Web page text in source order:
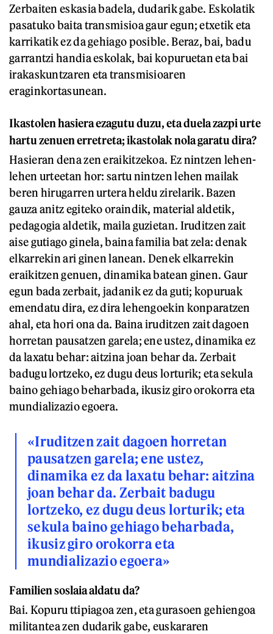
Zerbaiten eskasia badela, dudarik gabe. Eskolatik
pasatuko baita transmisioa gaur egun; etxetik eta
karrikatik ez da gehiago posible. Beraz, bai, badu
garrantzi handia eskolak, bai kopuruetan eta bai
irakaskuntzaren eta transmisioaren
eraginkortasunean.
Ikastolen hasiera ezagutu duzu, eta duela zazpi urte
hartu zenuen erretreta; ikastolak nola garatu dira?
Hasieran dena zen eraikitzekoa. Ez nintzen lehen-
lehen urteetan hor: sartu nintzen lehen mailak
beren hirugarren urtera heldu zirelarik. Bazen
gauza anitz egiteko oraindik, material aldetik,
pedagogia aldetik, maila guzietan. Iruditzen zait
aise gutiago ginela, baina familia bat zela: denak
elkarrekin ari ginen lanean. Denek elkarrekin
eraikitzen genuen, dinamika batean ginen. Gaur
egun bada zerbait, jadanik ez da guti; kopuruak
emendatu dira, ez dira lehengoekin konparatzen
ahal, eta hori ona da. Baina iruditzen zait dagoen
horretan pausatzen garela; ene ustez, dinamika ez
da laxatu behar: aitzina joan behar da. Zerbait
badugu lortzeko, ez dugu deus lorturik; eta sekula
baino gehiago beharbada, ikusiz giro orokorra eta
mundializazio egoera.
«Iruditzen zait dagoen horretan
pausatzen garela; ene ustez,
dinamika ez da laxatu behar: aitzina
joan behar da. Zerbait badugu
lortzeko, ez dugu deus lorturik; eta
sekula baino gehiago beharbada,
ikusiz giro orokorra eta
mundializazio egoera»
Familien soslaia aldatu da?
Bai. Kopuru ttipiagoa zen, eta gurasoen gehiengoa
militantea zen dudarik gabe, euskararen